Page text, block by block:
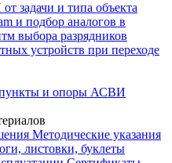
задачи и типа объекта
и подбор аналогов в
выбора разрядников
устройств при переходе
и опоры АСВИ
Методические указания
листовки, буклеты